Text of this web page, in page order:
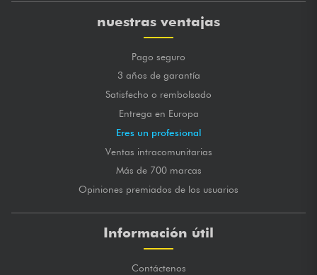
nuestras ventajas
Pago seguro
3 años de garantía
Satisfecho o rembolsado
Entrega en Europa
Eres un profesional
Ventas intracomunitarias
Más de 700 marcas
Opiniones premiados de los usuarios
Información útil
Contáctenos